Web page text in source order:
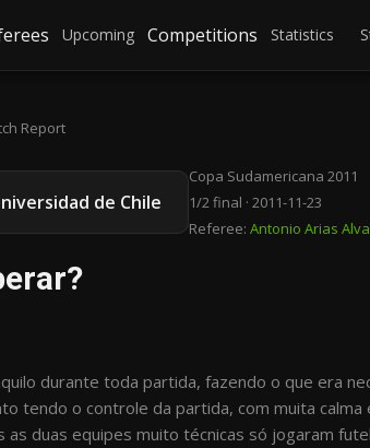
Upcoming Competitions Statistics
Report
de Chile
Copa Sudamericana 2011
1/2 final · 2011-11-23
Referee: Antonio Arias
durante toda partida, fazendo o que era
tendo o controle da partida, com muita calma
as duas equipes muito técnicas só jogaram